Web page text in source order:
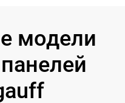
модели